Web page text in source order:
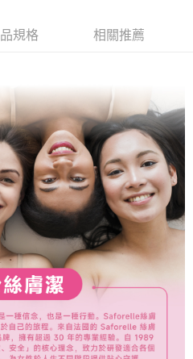
代理人或監護人之同意方可使用
辦者引起之損失，本公司不負相關責
人資訊註冊。若發現惡意使用之情形，
用戶之使用額度並採取法律行動。
出貨)
)免運費
規格 相關推薦